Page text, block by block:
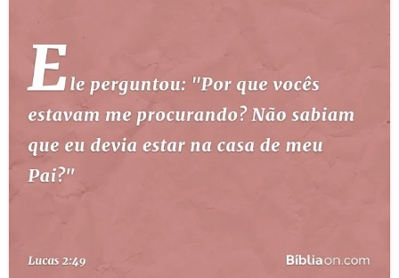
10 MANDAMENTOS
ESTUDOS BÍBLICOS
ESBOÇOS DE PREGAÇÃO
TEMAS
TERMO BÍBLICO